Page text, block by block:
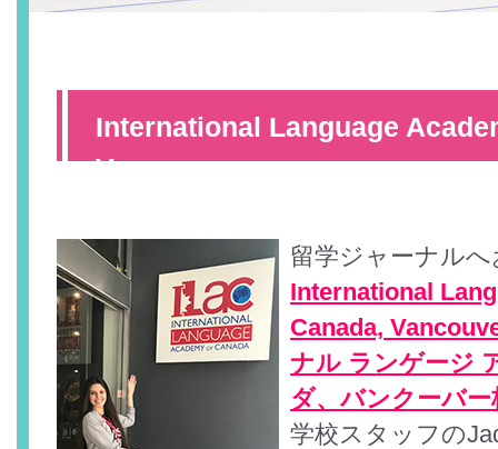
International Language
Vancouver
留学ジャーナル
International
Canada,
ナル ランゲージ
ダ、バンクーバー
学校スタッフの